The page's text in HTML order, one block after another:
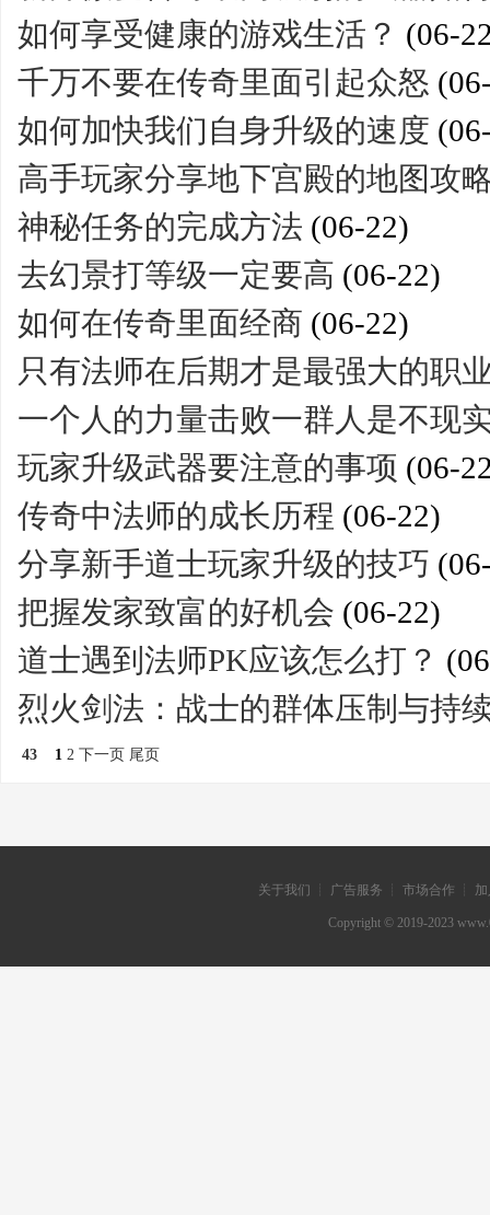
如何享受健康的游戏生活？ (06-
千万不要在传奇里面引起众怒
如何加快我们自身升级的速度
高手玩家分享地下宫殿的地图攻
神秘任务的完成方法 (06-22)
去幻景打等级一定要高 (06-22)
如何在传奇里面经商 (06-22)
只有法师在后期才是最强大的职
一个人的力量击败一群人是不现
玩家升级武器要注意的事项 (06-
传奇中法师的成长历程 (06-22)
分享新手道士玩家升级的技巧
把握发家致富的好机会 (06-22)
道士遇到法师PK应该怎么打？
烈火剑法：战士的群体压制与持
43 1 2 下一页 尾页
关于我们 ┊ 广告服务 ┊ 市场合作 ┊
Copyright © 2019-2023